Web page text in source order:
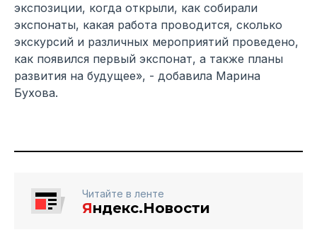
экспозиции, когда открыли, как собирали
экспонаты, какая работа проводится, сколько
экскурсий и различных мероприятий проведено,
как появился первый экспонат, а также планы
развития на будущее», - добавила Марина
Бухова.
Читайте в ленте
Яндекс.Новости